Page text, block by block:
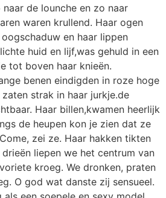
de lounche en zo naar
waren krullend. Haar ogen
en haar lippen
huid en lijf,was gehuld in een
tot boven haar knieën.
benen eindigden in roze hoge
strak in haar jurkje.de
Haar billen,kwamen heerlijk
de heupen kon je zien dat ze
zei ze. Haar hakken tikten
liepen we het centrum van
kroeg. We dronken, praten
O god wat danste zij sensueel.